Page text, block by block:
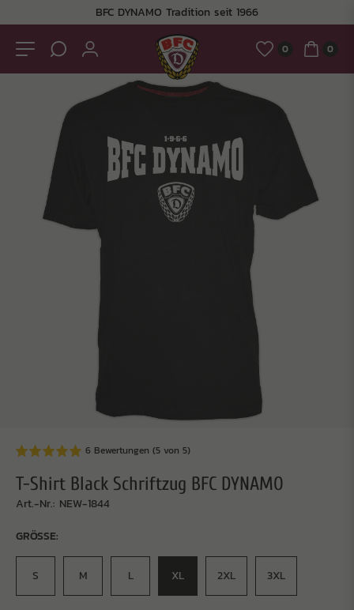
BFC DYNAMO Tradition seit 1966
0 0
6 Bewertungen (5 von 5)
T-Shirt Black Schriftzug BFC DYNAMO
Art.-Nr.: NEW-1844
GRÖSSE:
S M L XL 2XL 3XL